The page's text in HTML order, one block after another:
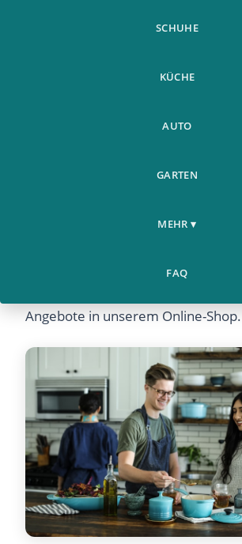
SCHUHE
KÜCHE
AUTO
GARTEN
MEHR ▾
FAQ
Faltbar - Jetzt günstig online kaufen
Angebote in unserem Online-Shop.